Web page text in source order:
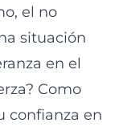
el no
situación
en el
Como
confianza en